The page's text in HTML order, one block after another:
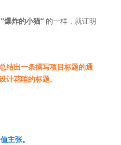
”爆炸的小猫“ 的一样，就证明
结出一条撰写项目标题的通
计花哨的标题。
主张。